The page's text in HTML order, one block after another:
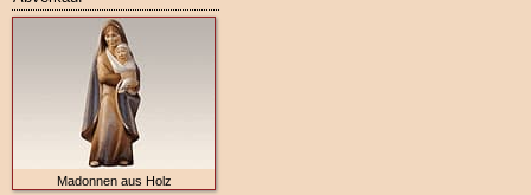
Madonnen aus Holz